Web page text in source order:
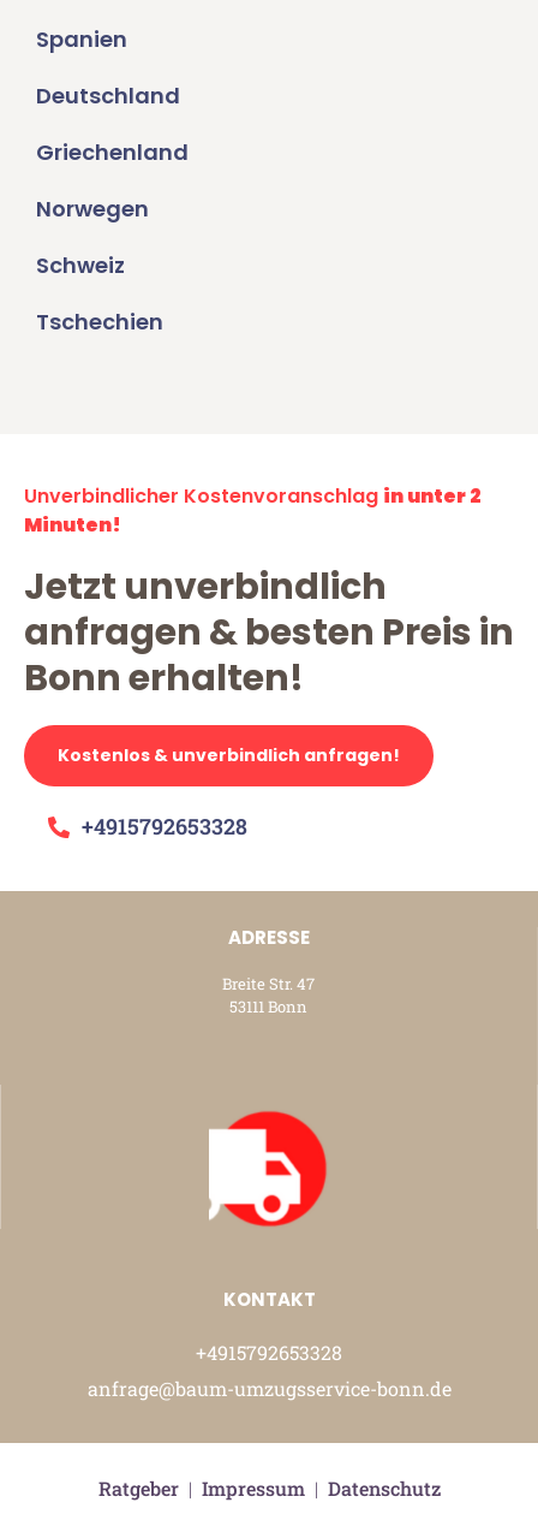
Spanien
Deutschland
Griechenland
Norwegen
Schweiz
Tschechien
Unverbindlicher Kostenvoranschlag in unter 2
Minuten!
Jetzt unverbindlich
anfragen & besten Preis in
Bonn erhalten!
Kostenlos & unverbindlich anfragen!
+4915792653328
ADRESSE
Breite Str. 47
53111 Bonn
KONTAKT
+4915792653328
anfrage@baum-umzugsservice-bonn.de
Ratgeber| Impressum| Datenschutz